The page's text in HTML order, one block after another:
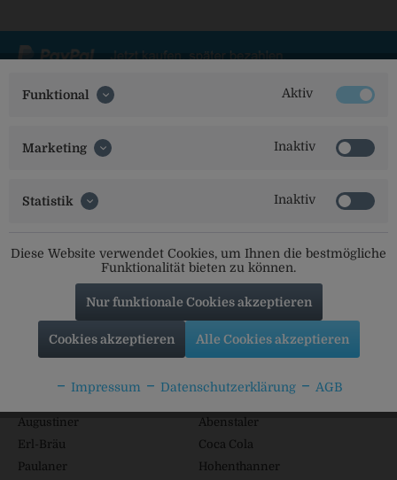
Folgt uns auf unseren Kanälen für alle Neuigkeiten:
Service Hotline
Shop Service
Informationen
Beliebte Marken
Augustiner
Abenstaler
Erl-Bräu
Coca Cola
Paulaner
Hohenthanner
Funktional Aktiv
Marketing Inaktiv
Statistik Inaktiv
Diese Website verwendet Cookies, um Ihnen die bestmögliche
Funktionalität bieten zu können.
Nur funktionale Cookies akzeptieren
Cookies akzeptieren Alle Cookies akzeptieren
Impressum Datenschutzerklärung AGB